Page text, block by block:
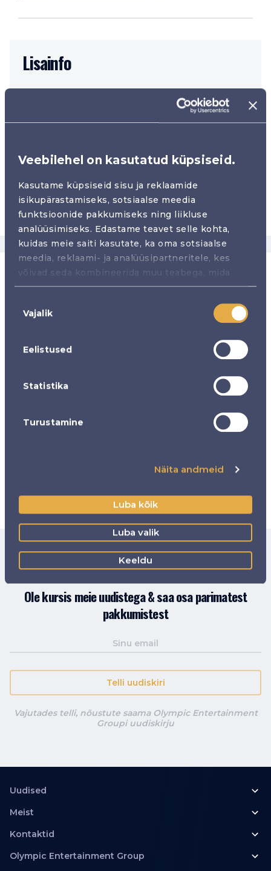
Veebilehel on kasutatud küpsiseid.
Kasutame küpsiseid sisu ja reklaamide
isikupärastamiseks, sotsiaalse meedia
funktsioonide pakkumiseks ning liikluse
analüüsimiseks. Edastame teavet selle kohta,
kuidas meie saiti kasutate, ka oma sotsiaalse
meedia, reklaami- ja analüüsipartneritele, kes
võivad seda kombineerida muu teabega, mida
olete neile esitanud või mida nad on kogunud
valik
Vajalik
Eelistused
Statistika
Turustamine
Näita andmeid
Luba kõik
Luba valik
Keeldu
Lisainfo
1677
Näita kaardil
Paketid
Olympicu uudisleht
Ole kursis meie uudistega & saa osa parimatest
pakkumistest
Telli uudiskiri
Vajutades telli, nõustute saama Olympic Entertainment
Groupi uudiskirju
Uudised
Meist
Kontaktid
Olympic Entertainment Group